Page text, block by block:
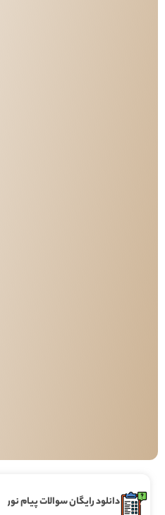
دانلود رایگان سوالات پیام نور